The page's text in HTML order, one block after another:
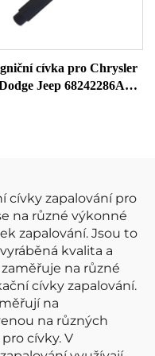
cívka pro Chrysler
Jeep 68242286AA
cívky zapalování pro
na různé výkonné
zapalování. Jsou to
kvalita a
na různé
cívky zapalování.
na
na různých
cívky. V